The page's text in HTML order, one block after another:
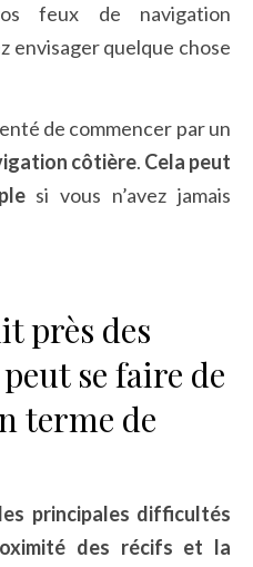
feux de navigation
envisager quelque chose
de commencer par un
côtière. Cela peut
si vous n’avez jamais
près des
se faire de
terme de
principales difficultés
des récifs et la